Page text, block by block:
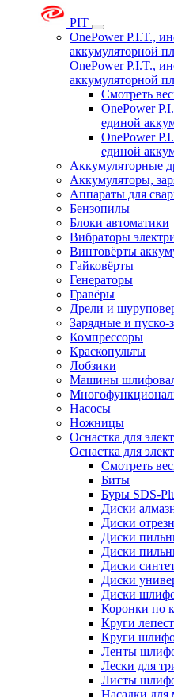
PIT
OnePower P.I.T.,
аккумуляторной
OnePower P.I.T.,
аккумуляторной
Смотреть
OnePower
единой
OnePower
единой
Аккумуляторные
Аккумуляторы,
Аппараты для
Бензопилы
Блоки автоматики
Вибраторы
Винтовёрты
Гайковёрты
Генераторы
Гравёры
Дрели и
Зарядные и пуско-
Компрессоры
Краскопульты
Лобзики
Машины
Насосы
Ножницы
Оснастка для
Оснастка для
Смотреть
Биты
Буры SDS-
Диски
Диски
Диски
Диски
Диски
Диски
Диски
Коронки по
Круги
Круги
Ленты
Лески для
Листы
Насадки для